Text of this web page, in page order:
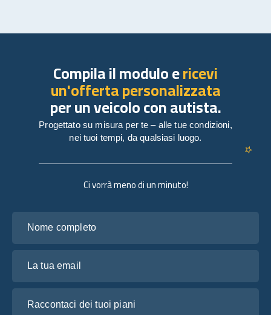
Ci vorrà meno di un minuto!
Compila il modulo ericevi
un'offerta personalizzata
per un veicolo con autista.
Progettato su misura per te – alle tue condizioni,
nei tuoi tempi, da qualsiasi luogo.